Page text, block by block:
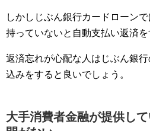
しかしじぶん銀行カードローン
持っていないと自動支払い返済を
返済忘れが心配な人はじぶん銀
込みをすると良いでしょう。
大手消費者金融が提供し